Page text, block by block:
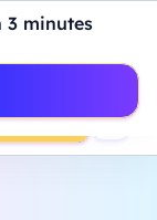
3 minutes
RDV